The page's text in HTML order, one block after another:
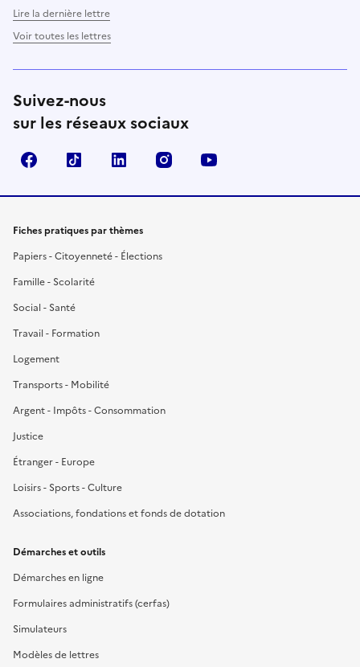
Lire la dernière lettre
Voir toutes les lettres
Suivez-nous
sur les réseaux sociaux
FacebookTikTok LinkedIn Instagram
Fiches pratiques par thèmes
Papiers - Citoyenneté - Élections
Famille - Scolarité
Social - Santé
Travail - Formation
Logement
Transports - Mobilité
Argent - Impôts - Consommation
Justice
Étranger - Europe
Loisirs - Sports - Culture
Associations, fondations et fonds de dotation
Démarches et outils
Démarches en ligne
Formulaires administratifs (cerfas)
Simulateurs
Modèles de lettres